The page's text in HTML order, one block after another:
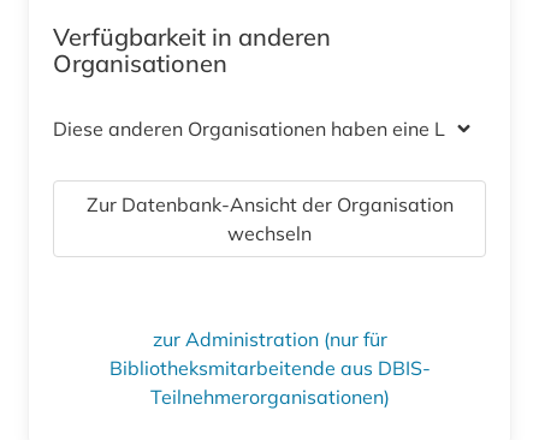
Verfügbarkeit in anderen
Organisationen
Diese anderen Organisationen haben eine Lizenz
Zur Datenbank-Ansicht der Organisation
wechseln
zur Administration (nur für
Bibliotheksmitarbeitende aus DBIS-
Teilnehmerorganisationen)